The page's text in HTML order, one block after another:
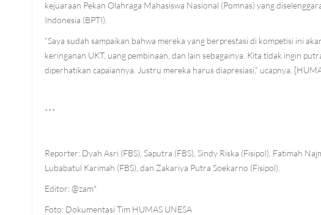
kejuaraan Pekan Olahraga Mahasiswa Nasional (Pomnas) yang
Indonesia (BPTI).
“Saya sudah sampaikan bahwa mereka yang berprestasi di kompetisi ini
keringanan UKT, uang pembinaan, dan lain sebagainya. Kita tidak ingin
diperhatikan capaiannya. Justru mereka harus diapresiasi,” ucapnya.
***
Reporter: Dyah Asri (FBS), Saputra (FBS), Sindy Riska (Fisipol), Fatimah
Lubabatul Karimah (FBS), dan Zakariya Putra Soekarno (Fisipol).
Editor: @zam*
Foto: Dokumentasi Tim HUMAS UNESA